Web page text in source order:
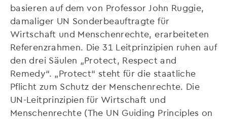
basieren auf dem von Professor John Ruggie,
damaliger UN Sonderbeauftragte für
Wirtschaft und Menschenrechte, erarbeiteten
Referenzrahmen. Die 31 Leitprinzipien ruhen auf
den drei Säulen „Protect, Respect and
Remedy“. „Protect“ steht für die staatliche
Pflicht zum Schutz der Menschenrechte. Die
UN-Leitprinzipien für Wirtschaft und
Menschenrechte (The UN Guiding Principles on